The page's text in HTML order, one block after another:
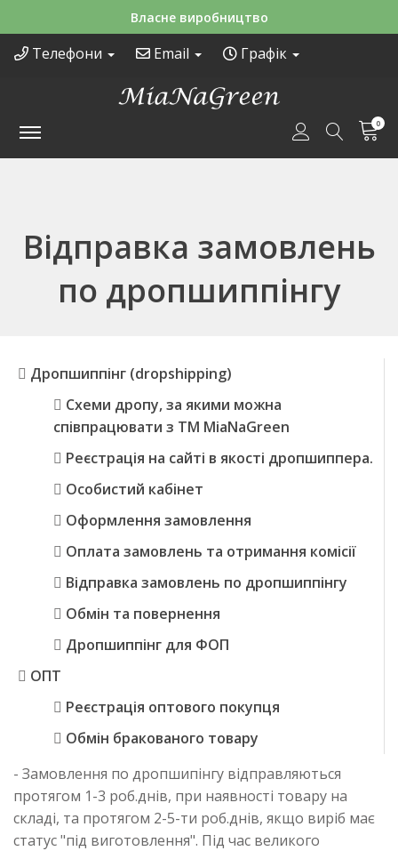
Власне виробництво
Телефони Email Графік
0
Відправка замовлень
по дропшиппінгу
Дропшиппінг (dropshipping)
Схеми дропу, за якими можна
співпрацювати з TM MiaNaGreen
Реєстрація на сайті в якості дропшиппера.
Особистий кабінет
Оформлення замовлення
Оплата замовлень та отримання комісії
Відправка замовлень по дропшиппінгу
Обмін та повернення
Дропшиппінг для ФОП
ОПТ
Реєстрація оптового покупця
Обмін бракованого товару
- Замовлення по дропшипінгу відправляються
протягом 1-3 роб.днів, при наявності товару на
складі, та протягом 2-5-ти роб.днів, якщо виріб має
статус "під виготовлення". Під час великого